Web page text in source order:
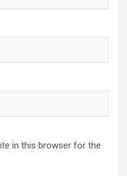
in this browser for the